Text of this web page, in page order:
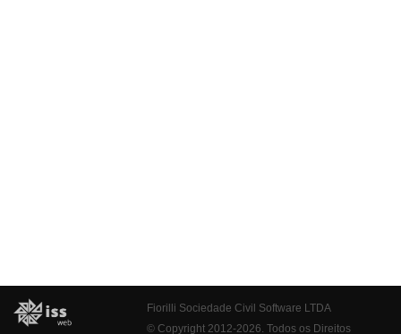
Fiorilli Sociedade Civil Software LTDA
© Copyright 2012-2026. Todos os Direitos